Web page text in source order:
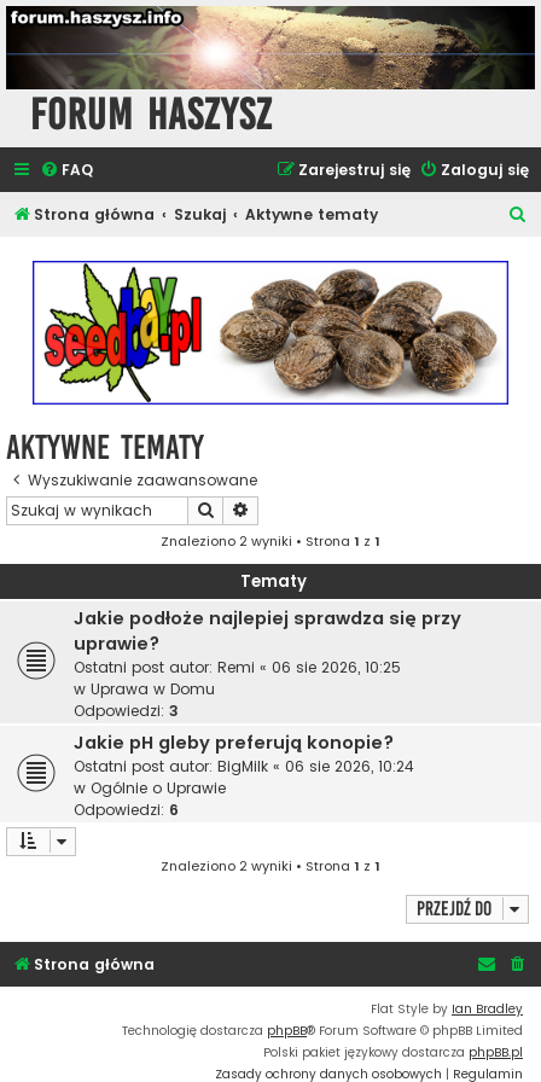
Forum Haszysz
FAQ Zaloguj się
Zarejestruj się
Strona główna Szukaj Aktywne tematy
Aktywne tematy
Wyszukiwanie zaawansowane
Szukaj
Znaleziono 2 wyniki • Strona 1 z 1
Tematy
Jakie podłoże najlepiej sprawdza się przy
uprawie?
Ostatni post autor: Remi « 06 sie 2026, 10:25
w Uprawa w Domu
Odpowiedzi: 3
Jakie pH gleby preferują konopie?
Ostatni post autor: BigMilk « 06 sie 2026, 10:24
w Ogólnie o Uprawie
Odpowiedzi: 6
Znaleziono 2 wyniki • Strona 1 z 1
Przejdź do
Strona główna
Flat Style by Ian Bradley
Technologię dostarcza phpBB® Forum Software © phpBB Limited
Polski pakiet językowy dostarcza phpBB.pl
Zasady ochrony danych osobowych | Regulamin